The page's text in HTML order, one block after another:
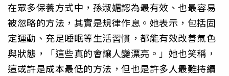
在眾多保養方式中，孫淑媚認為最有效、也最容易
被忽略的方法，其實是規律作息。她表示，包括固
定運動、充足睡眠等生活習慣，都能有效改善氣色
與狀態，「這些真的會讓人變漂亮。」她也笑稱，
這或許是成本最低的方法，但也是許多人最難持續